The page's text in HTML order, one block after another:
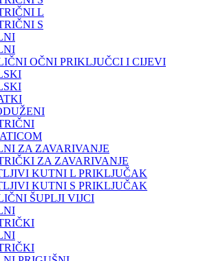
L
S
OČNI PRIKLJUČCI I CIJEVI
ZA ZAVARIVANJE
ZA ZAVARIVANJE
KUTNI L PRIKLJUČAK
KUTNI S PRIKLJUČAK
ŠUPLJI VIJCI